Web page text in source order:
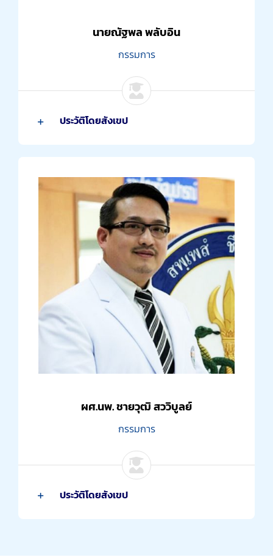
นายณัฐพล พลับอิน
กรรมการ
ประวัติโดยสังเขป
ผศ.นพ. ชายวุฒิ สววิบูลย์
กรรมการ
ประวัติโดยสังเขป